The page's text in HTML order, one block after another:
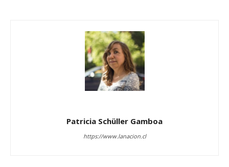
Patricia Schüller Gamboa
https://www.lanacion.cl